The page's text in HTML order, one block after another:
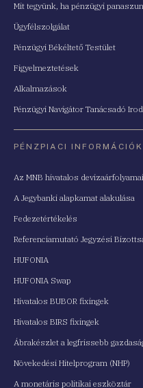
Mit tegyünk, ha pénzügyi
Ügyfélszolgálat
Pénzügyi Békéltető Testület
Figyelmeztetések
Alkalmazások
Pénzügyi Navigátor Tanácsadó
PÉNZPIACI INFORMÁCIÓK
Az MNB hivatalos devizaárfolyamai
A Jegybanki alapkamat alakulása
Fedezetértékelés
Referenciamutató Jegyzési
HUFONIA
HUFONIA Swap
Hivatalos BUBOR fixingek
Hivatalos BIRS fixingek
Ábrakészlet a legfrissebb
Növekedési Hitelprogram (NHP)
A monetáris politikai eszköztár